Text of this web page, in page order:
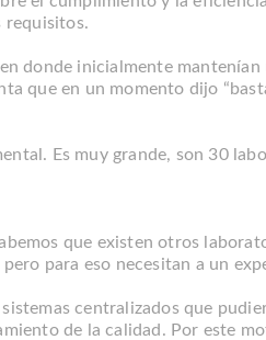
requisitos.
donde inicialmente mantenían
que en un momento dijo
Es muy grande, son 30
que existen otros
para eso necesitan a un
centralizados que
de la calidad. Por este